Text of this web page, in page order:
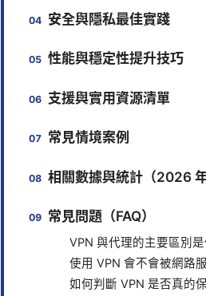
安全與隱私最佳實踐
性能與穩定性提升技巧
支援與實用資源清單
常見情境案例
相關數據與統計（2026 年
常見問題（FAQ）
VPN 與代理的主要區別是
使用 VPN 會不會被網路
如何判斷 VPN 是否真的